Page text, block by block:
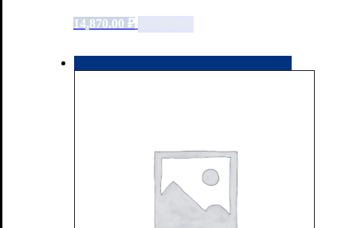
14,870.00 ₽